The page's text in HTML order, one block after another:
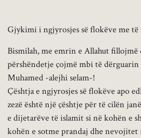
Gjykimi i ngjyrosjes së flokëve me të
Bismilah, me emrin e Allahut fillojmë
përshëndetje çojmë mbi të
Muhamed -alejhi selam-!
Çështja e ngjyrosjes së flokëve apo
zezë është një çështje për të cilën
e dijetarëve të islamit si në kohën e
kohën e sotme prandaj dhe